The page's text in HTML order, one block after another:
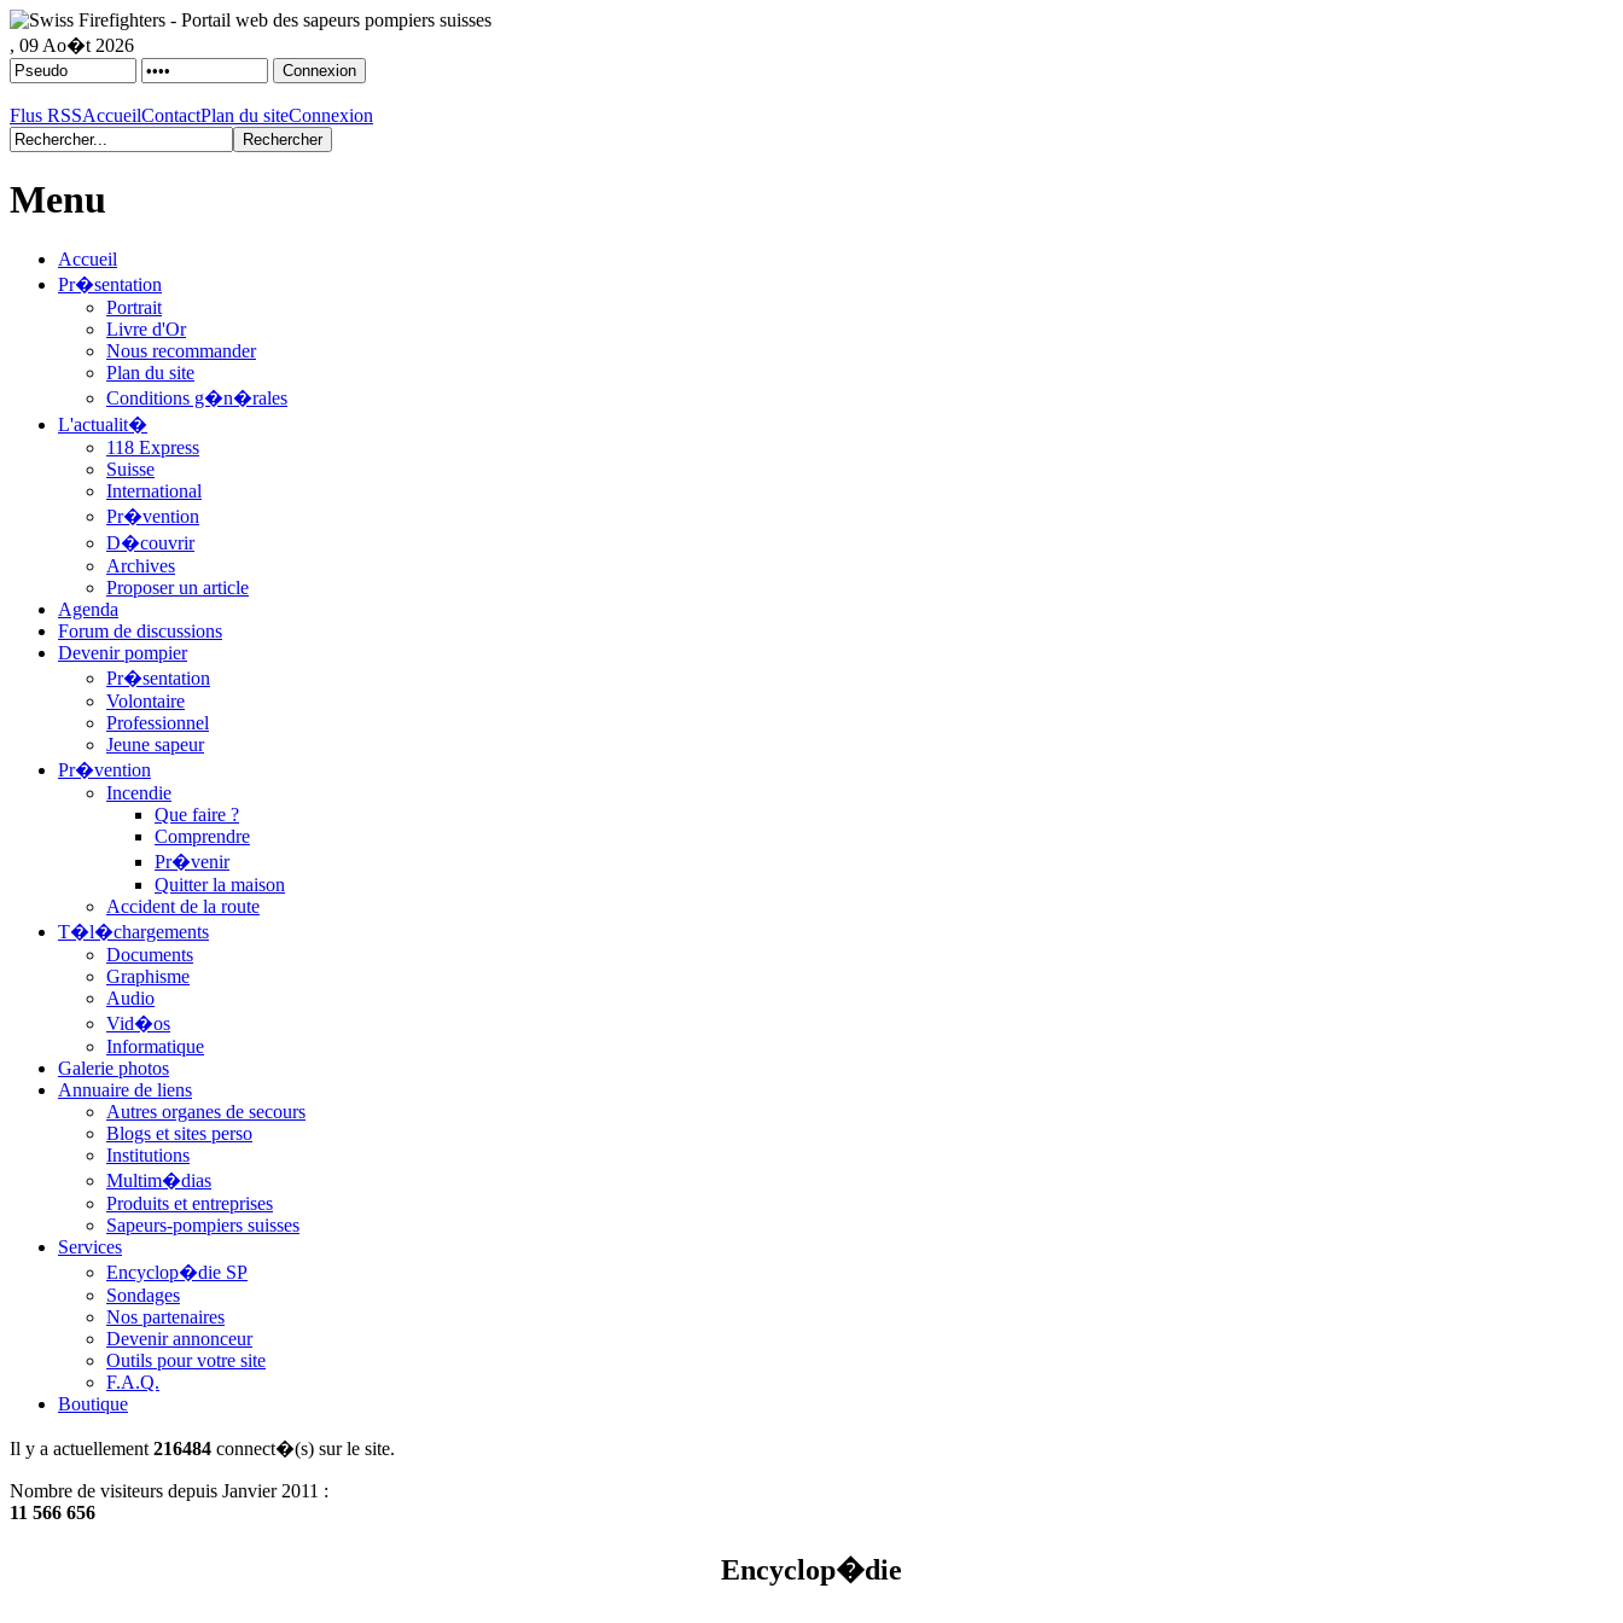
, 09 Ao�t 2026
Flus RSSAccueilContactPlan du siteConnexion
Menu
Accueil
Pr�sentation
Portrait
Livre d'Or
Nous recommander
Plan du site
Conditions g�n�rales
L'actualit�
118 Express
Suisse
International
Pr�vention
D�couvrir
Archives
Proposer un article
Agenda
Forum de discussions
Devenir pompier
Pr�sentation
Volontaire
Professionnel
Jeune sapeur
Pr�vention
Incendie
Que faire ?
Comprendre
Pr�venir
Quitter la maison
Accident de la route
T�l�chargements
Documents
Graphisme
Audio
Vid�os
Informatique
Galerie photos
Annuaire de liens
Autres organes de secours
Blogs et sites perso
Institutions
Multim�dias
Produits et entreprises
Sapeurs-pompiers suisses
Services
Encyclop�die SP
Sondages
Nos partenaires
Devenir annonceur
Outils pour votre site
F.A.Q.
Boutique
Il y a actuellement 216484 connect�(s) sur le site.
Nombre de visiteurs depuis Janvier 2011 :
11 566 656
Encyclop�die